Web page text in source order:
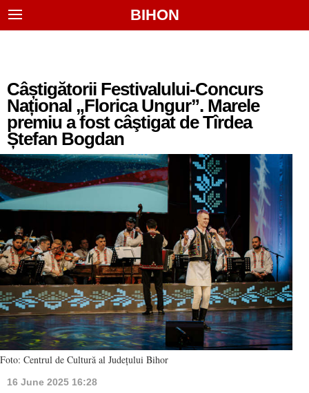
BIHON
Câștigătorii Festivalului-Concurs
Național „Florica Ungur”. Marele
premiu a fost câştigat de Tîrdea
Ștefan Bogdan
Foto: Centrul de Cultură al Județului Bihor
16 June 2025 16:28